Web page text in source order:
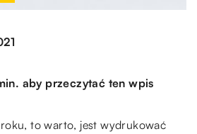
aby przeczytać ten wpis
to warto, jest wydrukować